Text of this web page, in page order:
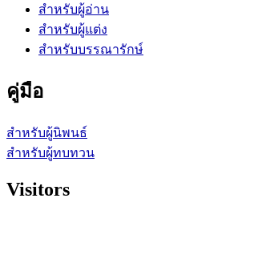
สำหรับผู้อ่าน
สำหรับผู้แต่ง
สำหรับบรรณารักษ์
คู่มือ
สำหรับผู้นิพนธ์
สำหรับผู้ทบทวน
Visitors